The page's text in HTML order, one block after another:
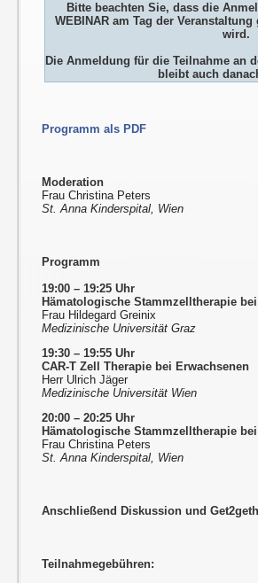
Bitte beachten Sie, dass die
WEBINAR am Tag der
wird.
Die Anmeldung für die Teilnahme an
bleibt auch
Programm als PDF
Moderation
Frau Christina Peters
St. Anna Kinderspital, Wien
Programm
19:00 – 19:25 Uhr
Hämatologische Stammzelltherapie
Frau Hildegard Greinix
Medizinische Universität Graz
19:30 – 19:55 Uhr
CAR-T Zell Therapie bei Erwachsenen
Herr Ulrich Jäger
Medizinische Universität Wien
20:00 – 20:25 Uhr
Hämatologische Stammzelltherapie
Frau Christina Peters
St. Anna Kinderspital, Wien
Anschließend Diskussion und
Teilnahmegebühren: